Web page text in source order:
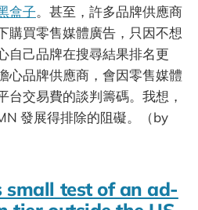
盒子。甚至，許多品牌供應商
購買零售媒體廣告，只因不想
自己品牌在搜尋結果排名更
心品牌供應商，會因零售媒體
台交易費的談判籌碼。我想，
發展得排除的阻礙。（by
small test of an ad-